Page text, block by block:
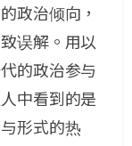
政治倾向，
误解。用以
的政治参与
中看到的是
形式的热